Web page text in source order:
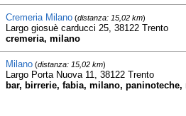
Cremeria Milano(distanza: 15,02 km)
Largo giosuè carducci 25, 38122 Trento
cremeria, milano
Milano(distanza: 15,02 km)
Largo Porta Nuova 11, 38122 Trento
bar, birrerie, fabia, milano, paninoteche,